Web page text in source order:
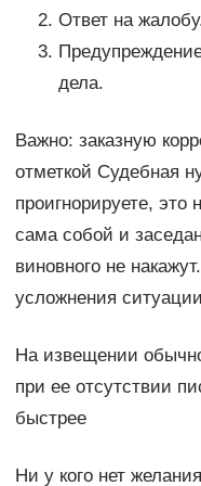
Ответ на
дела.
Важно: заказную
отметкой Судебная
проигнорируете, это
сама собой и
виновного не
усложнения
На извещении
при ее отсутствии
быстрее
Ни у кого нет